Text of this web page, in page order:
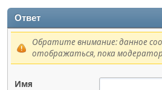
Ответ
Обратите внимание: данное
отображаться, пока
Имя